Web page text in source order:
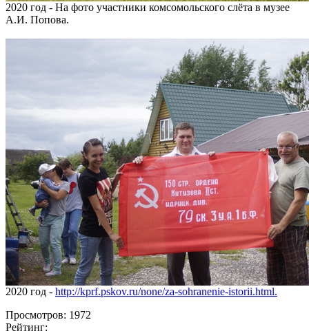
2020 год - На фото участники комсомольского слёта в музее
А.И. Попова.
2020 год - http://kprf.pskov.ru/none/za-sohranenie-istorii.html.
Просмотров: 1972
Рейтинг: